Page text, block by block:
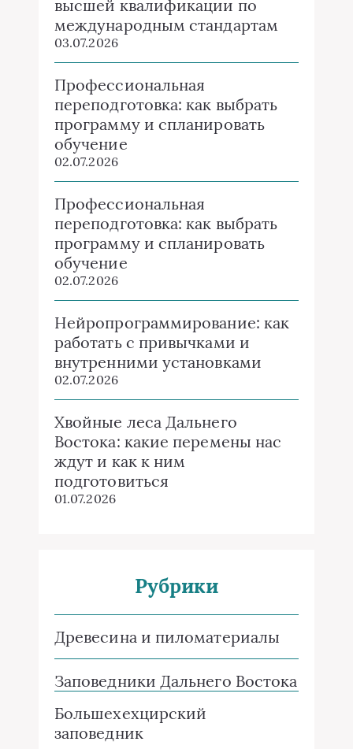
высшей квалификации по
международным стандартам
03.07.2026
Профессиональная
переподготовка: как выбрать
программу и спланировать
обучение
02.07.2026
Профессиональная
переподготовка: как выбрать
программу и спланировать
обучение
02.07.2026
Нейропрограммирование: как
работать с привычками и
внутренними установками
02.07.2026
Хвойные леса Дальнего
Востока: какие перемены нас
ждут и как к ним
подготовиться
01.07.2026
Рубрики
Древесина и пиломатериалы
Заповедники Дальнего Востока
Большехехцирский
заповедник